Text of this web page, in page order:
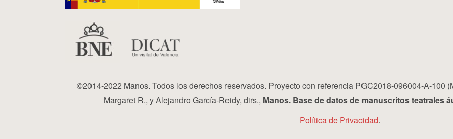
©2014-2022 Manos. Todos los derechos reservados. Proyecto con referencia PGC2018-096004-A-100
Margaret R., y Alejandro García-Reidy, dirs., Manos. Base de datos de manuscritos teatrales
Política de Privacidad.